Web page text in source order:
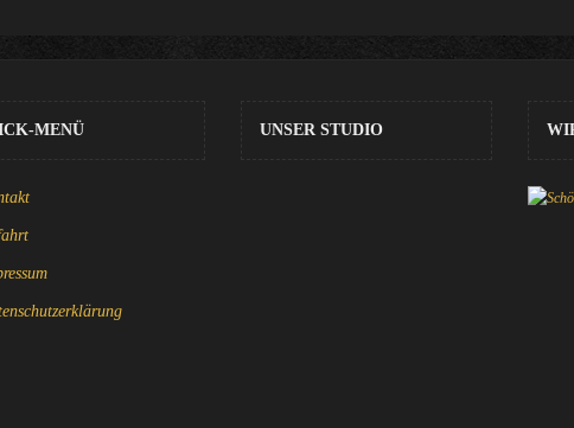
MENÜ UNSER STUDIO